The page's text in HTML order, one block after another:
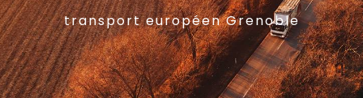
transport européen Grenoble